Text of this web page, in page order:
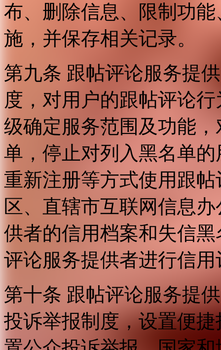
布、删除信息、限制功
施，并保存相关记录。
第九条 跟帖评论服务提
度，对用户的跟帖评论
级确定服务范围及功能
单，停止对列入黑名单
重新注册等方式使用跟
区、直辖市互联网信息
供者的信用档案和失信
评论服务提供者进行信用
第十条 跟帖评论服务提
投诉举报制度，设置便